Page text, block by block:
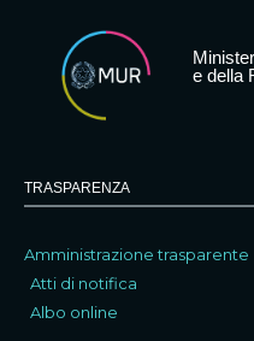
e della
TRASPARENZA
Amministrazione trasparente
Atti di notifica
Albo online